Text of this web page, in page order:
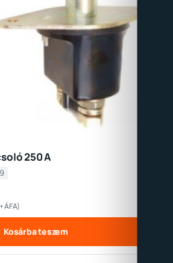
250 A
ÁFA)
Kosárba teszem